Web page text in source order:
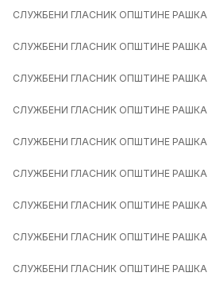
СЛУЖБЕНИ ГЛАСНИК ОПШТИНЕ РАШКА
СЛУЖБЕНИ ГЛАСНИК ОПШТИНЕ РАШКА
СЛУЖБЕНИ ГЛАСНИК ОПШТИНЕ РАШКА
СЛУЖБЕНИ ГЛАСНИК ОПШТИНЕ РАШКА
СЛУЖБЕНИ ГЛАСНИК ОПШТИНЕ РАШКА
СЛУЖБЕНИ ГЛАСНИК ОПШТИНЕ РАШКА
СЛУЖБЕНИ ГЛАСНИК ОПШТИНЕ РАШКА
СЛУЖБЕНИ ГЛАСНИК ОПШТИНЕ РАШКА
СЛУЖБЕНИ ГЛАСНИК ОПШТИНЕ РАШКА